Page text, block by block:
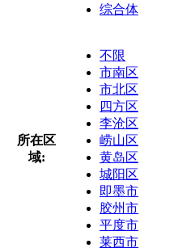
综合体
所在区
域:
不限
市南区
市北区
四方区
李沧区
崂山区
黄岛区
城阳区
即墨市
胶州市
平度市
莱西市